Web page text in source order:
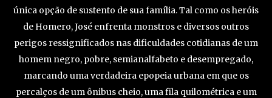
única opção de sustento de sua família. Tal como os heróis
de Homero, José enfrenta monstros e diversos outros
perigos ressignificados nas dificuldades cotidianas de um
homem negro, pobre, semianalfabeto e desempregado,
marcando uma verdadeira epopeia urbana em que os
percalços de um ônibus cheio, uma fila quilométrica e um